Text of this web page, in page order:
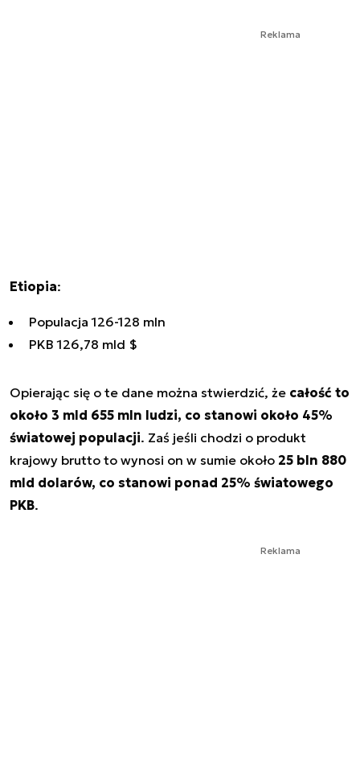
Reklama
Etiopia:
Populacja 126-128 mln
PKB 126,78 mld $
Opierając się o te dane można stwierdzić, że całość to
około 3 mld 655 mln ludzi, co stanowi około 45%
światowej populacji. Zaś jeśli chodzi o produkt
krajowy brutto to wynosi on w sumie około 25 bln 880
mld dolarów, co stanowi ponad 25% światowego
PKB.
Reklama